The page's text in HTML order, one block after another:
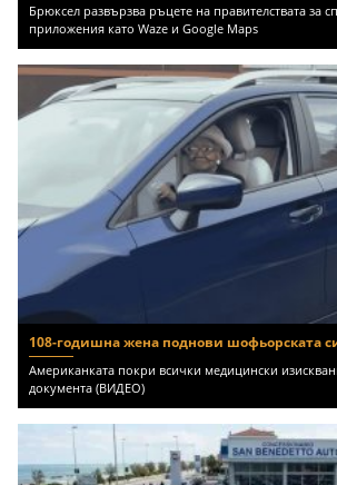
Брюксел развързва ръцете на правителствата за
приложения като Waze и Google Maps
108-годишна жена поднови шофьорската
Американката покри всички медицински
документа (ВИДЕО)